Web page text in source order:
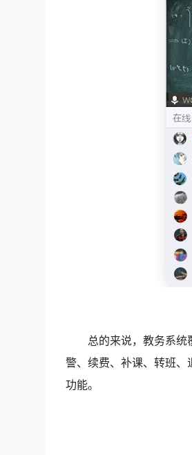
总的来说，教务系
警、续费、补课、转班
功能。